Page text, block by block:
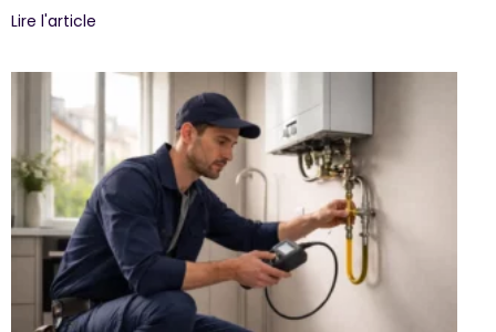
Lire l'article